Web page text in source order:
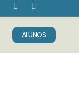
ALUNOS